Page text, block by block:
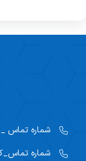
شماره تماس
شماره